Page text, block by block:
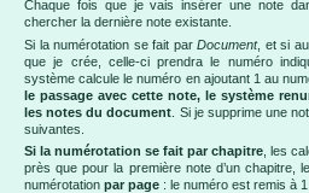
Chaque fois que je vais insérer une note
chercher la dernière note existante.
Si la numérotation se fait parDocument, et si
que je crée, celle-ci prendra le numéro
système calcule le numéro en ajoutant 1 au
le passage avec cette note, le système
les notes du document . Si je supprime une
suivantes.
Si la numérotation se fait par chapitre , les
près que pour la première note d’un chapitre,
numérotation par page : le numéro est remis à